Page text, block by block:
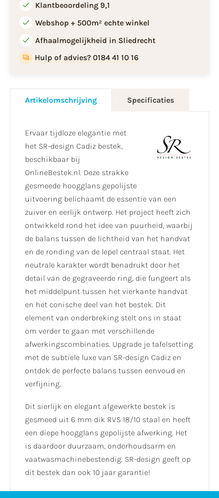
Klantbeoordeling 9,1
Webshop + 500m² echte winkel
Afhaalmogelijkheid in Sliedrecht
Hulp of advies? 0184 41 10 16
Artikelomschrijving Specificaties
Ervaar tijdloze elegantie met
het SR-design Cadiz bestek,
beschikbaar bij
OnlineBestek.nl. Deze strakke
gesmeede hoogglans gepolijste
uitvoering belichaamt de essentie van een
zuiver en eerlijk ontwerp. Het project heeft zich
ontwikkeld rond het idee van puurheid, waarbij
de balans tussen de lichtheid van het handvat
en de ronding van de lepel centraal staat. Het
neutrale karakter wordt benadrukt door het
detail van de gegraveerde ring, die fungeert als
het middelpunt tussen het vierkante handvat
en het conische deel van het bestek. Dit
element van onderbreking stelt ons in staat
om verder te gaan met verschillende
afwerkingscombinaties. Upgrade je tafelsetting
met de subtiele luxe van SR-design Cadiz en
ontdek de perfecte balans tussen eenvoud en
verfijning.
Dit sierlijk en elegant afgewerkte bestek is
gesmeed uit 6 mm dik RVS 18/10 staal en heeft
een diepe hoogglans gepolijste afwerking. Het
is daardoor duurzaam, onderhoudsarm en
vaatwasmachinebestendig. SR-design geeft op
dit bestek dan ook 10 jaar garantie!